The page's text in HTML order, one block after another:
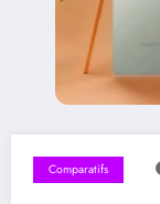
Comparatifs